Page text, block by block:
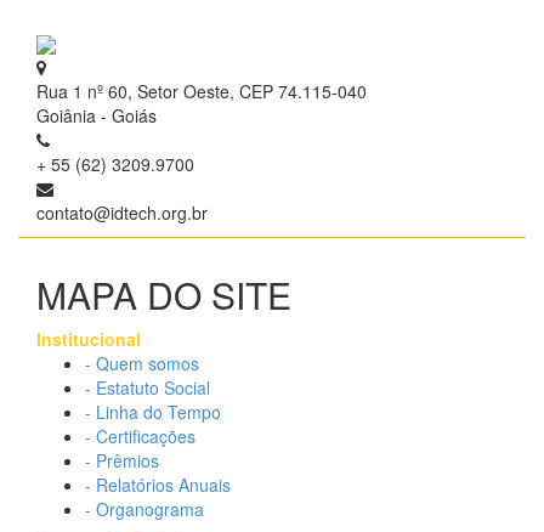
Rua 1 nº 60, Setor Oeste, CEP 74.115-040
Goiânia - Goiás
+ 55 (62) 3209.9700
contato@idtech.org.br
MAPA DO SITE
Institucional
- Quem somos
- Estatuto Social
- Linha do Tempo
- Certificações
- Prêmios
- Relatórios Anuais
- Organograma